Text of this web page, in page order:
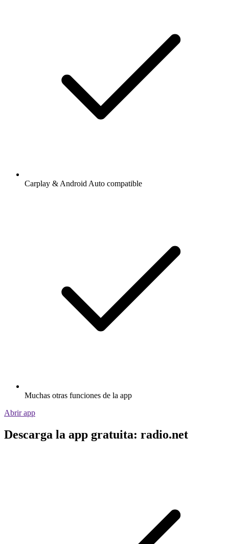
Carplay & Android Auto compatible
Muchas otras funciones de la app
Abrir app
Descarga la app gratuita: radio.net